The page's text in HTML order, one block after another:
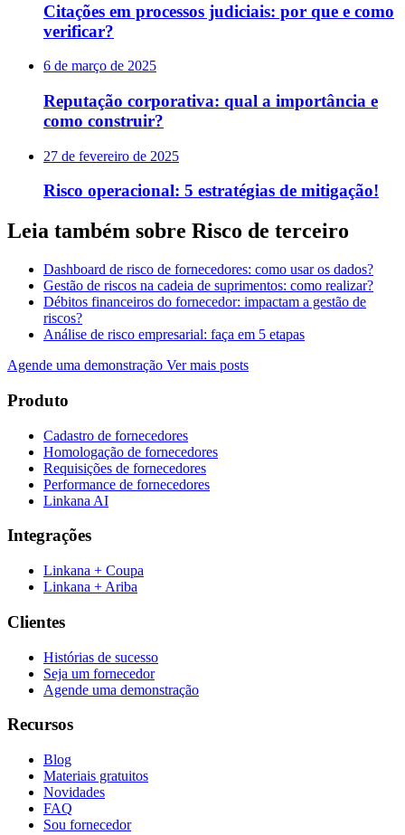
Citações em processos judiciais: por que e como
verificar?
6 de março de 2025
Reputação corporativa: qual a importância e
como construir?
27 de fevereiro de 2025
Risco operacional: 5 estratégias de mitigação!
Leia também sobre Risco de terceiro
Dashboard de risco de fornecedores: como usar os dados?
Gestão de riscos na cadeia de suprimentos: como realizar?
Débitos financeiros do fornecedor: impactam a gestão de
riscos?
Análise de risco empresarial: faça em 5 etapas
Agende uma demonstração Ver mais posts
Produto
Cadastro de fornecedores
Homologação de fornecedores
Requisições de fornecedores
Performance de fornecedores
Linkana AI
Integrações
Linkana + Coupa
Linkana + Ariba
Clientes
Histórias de sucesso
Seja um fornecedor
Agende uma demonstração
Recursos
Blog
Materiais gratuitos
Novidades
FAQ
Sou fornecedor